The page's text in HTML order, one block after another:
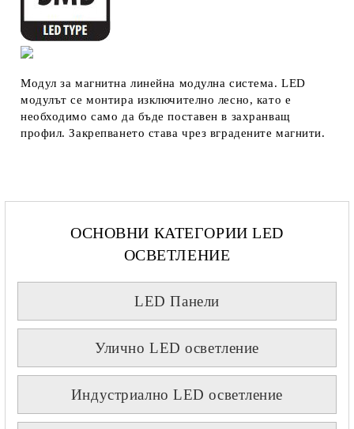
Модул за магнитна линейна модулна система. LED
модулът се монтира изключително лесно, като е
необходимо само да бъде поставен в захранващ
профил. Закрепването става чрез вградените магнити.
ОСНОВНИ КАТЕГОРИИ LED
ОСВЕТЛЕНИЕ
LED Панели
Улично LED осветление
Индустриално LED осветление